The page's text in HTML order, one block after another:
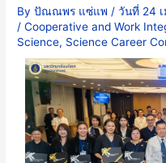
Byปัณณพร แซ่แพ /วันที่ 24
/Cooperative and Work
Science, Science Career